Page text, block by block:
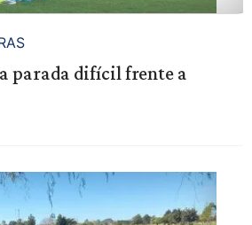
parada difícil frente a